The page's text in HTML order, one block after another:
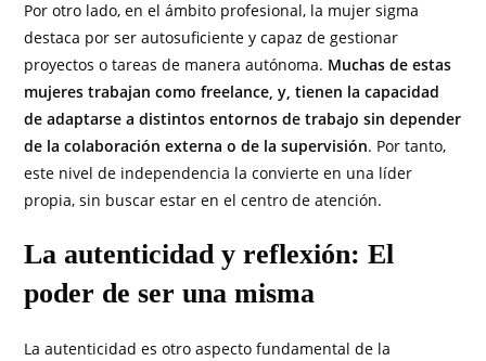
Por otro lado, en el ámbito profesional, la mujer sigma
destaca por ser autosuficiente y capaz de gestionar
proyectos o tareas de manera autónoma. Muchas de estas
mujeres trabajan como freelance, y, tienen la capacidad
de adaptarse a distintos entornos de trabajo sin depender
de la colaboración externa o de la supervisión. Por tanto,
este nivel de independencia la convierte en una líder
propia, sin buscar estar en el centro de atención.
La autenticidad y reflexión: El
poder de ser una misma
La autenticidad es otro aspecto fundamental de la